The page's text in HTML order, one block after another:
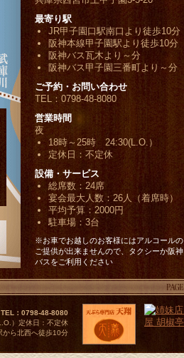
最寄り駅
JR甲子園口駅南口より徒歩10分
阪神本線甲子園駅より徒歩10分
阪神バス瓦木より～分
阪神バス甲子園三番町より～分
ご予約・お問い合わせ
TEL：0798-48-8080
営業時間
夜
18時～25時 24:30(L.O.）
定休日：不定休
設備・サービス
総席数：24席
宴会最大人数：26人（着席時）
平均予算：2000円
駐車場：3台
※お車でお越しのお客様にはアルコールの
ご提供が出来ませんので、タクシーか阪神
バスをご利用ください
TEL：0798-48-8080
）定休日：不定休
から北西へ徒歩10分